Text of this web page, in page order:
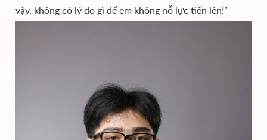
vậy, không có lý do gì để em không nỗ lực tiến lên!”